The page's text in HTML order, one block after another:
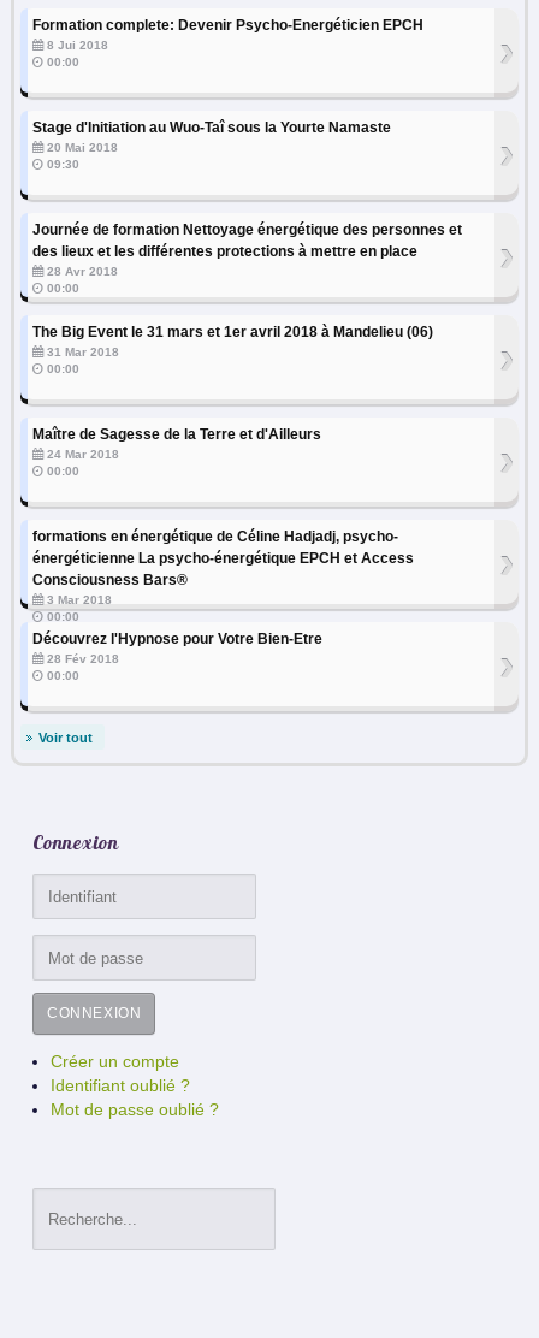
Formation complete: Devenir Psycho-Energéticien EPCH
8 Jui 2018
00:00
›
Stage d'Initiation au Wuo-Taî sous la Yourte Namaste
20 Mai 2018
09:30
›
Journée de formation Nettoyage énergétique des personnes et
des lieux et les différentes protections à mettre en place
28 Avr 2018
00:00
›
The Big Event le 31 mars et 1er avril 2018 à Mandelieu (06)
31 Mar 2018
00:00
›
Maître de Sagesse de la Terre et d'Ailleurs
24 Mar 2018
00:00
›
formations en énergétique de Céline Hadjadj, psycho-
énergéticienne La psycho-énergétique EPCH et Access
Consciousness Bars®
3 Mar 2018
00:00
›
Découvrez l'Hypnose pour Votre Bien-Etre
28 Fév 2018
00:00
›
Voir tout
Connexion
CONNEXION
Créer un compte
Identifiant oublié ?
Mot de passe oublié ?